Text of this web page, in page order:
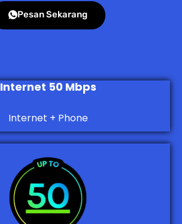
Pesan Sekarang
Internet 50 Mbps
Internet + Phone